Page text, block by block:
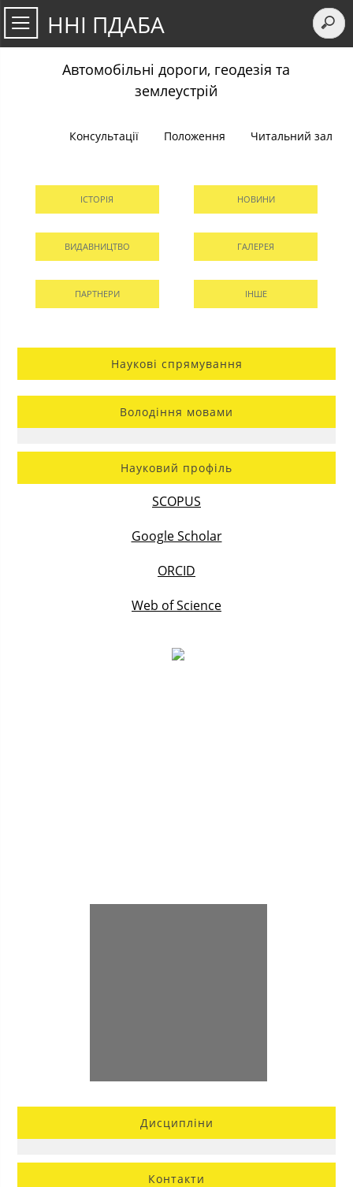
ННІ ПДАБА
Автомобільні дороги, геодезія та
землеустрій
Консультації Положення Читальний зал
ІСТОРІЯ НОВИНИ
ВИДАВНИЦТВО ГАЛЕРЕЯ
ПАРТНЕРИ ІНШЕ
Наукові спрямування
Володіння мовами
Науковий профіль
SCOPUS
Google Scholar
ORCID
Web of Science
Дисципліни
Контакти